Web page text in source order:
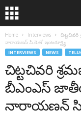
Home Interviews
చిట్టచివరి
నారాయణన్‌ సి.కె.తో ఇంటర్వ్యూ
INTERVIEWS NEWS
చిట్టచివరి
బీఎంఎస్‌
నారాయణన్‌